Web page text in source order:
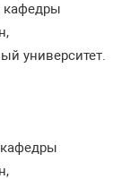
кафедры
университет.
кафедры